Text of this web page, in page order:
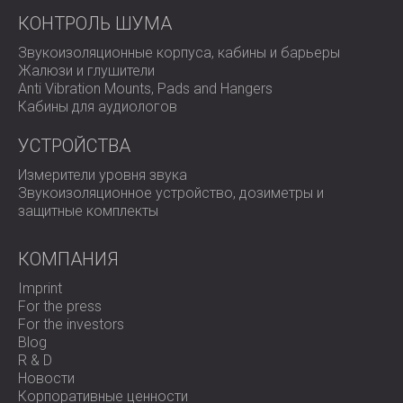
КОНТРОЛЬ ШУМА
Звукоизоляционные корпуса, кабины и барьеры
Жалюзи и глушители
Anti Vibration Mounts, Pads and Hangers
Кабины для аудиологов
УСТРОЙСТВА
Измерители уровня звука
Звукоизоляционное устройство, дозиметры и
защитные комплекты
КОМПАНИЯ
Imprint
For the press
For the investors
Blog
R & D
Новости
Корпоративные ценности